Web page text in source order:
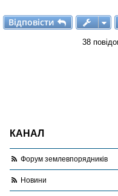
Відповісти
Відповісти
38
КАНАЛ
Форум землевпорядників
Новини